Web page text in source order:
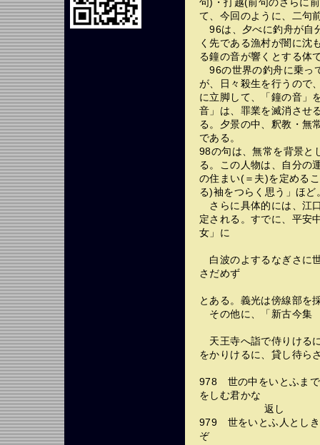
句)・打越(前句のさらに
て、今回のように、二句
96は、夕べに釣舟が自
く先である漁村が闇に沈
る鐘の音が響くとする体
96の世界の釣舟に乗っ
が、日々殺生を行うので
に立脚して、「鐘の音」
音」は、罪業を滅消させ
る。夕景の中、釈教・無
である。
98の句は、無常を背景と
る。この人物は、自分の
の住まい(＝夫)を定める
る)袖をつらく思う」ほど
さらに具体的には、江
定される。すでに、平
女」に
白波のよするなぎさに
さだめず
とある。義光は傍線部を
その他に、「新古今集
天王寺へ詣で侍りける
をかりけるに、貸し待
978 世の中をいとふま
をしむ君かな
返
979 世をいとふ人とし
ぞ